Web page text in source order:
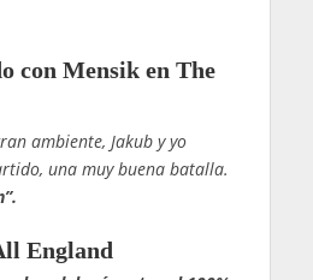
con Mensik en The
ambiente, Jakub y yo
una muy buena batalla.
England